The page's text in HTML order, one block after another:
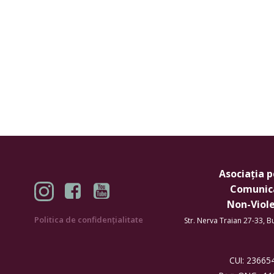
Politica de confidențialitate
Asociația
Non-
Str. Nerva Traian 27-33,
CUI: